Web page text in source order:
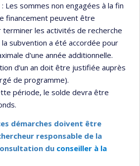
Les sommes non engagées à la fin
financement peuvent être
les activités de recherche
subvention a été accordée pour
d'une année additionnelle.
d’un an doit être justifiée auprès
de programme).
période, le solde devra être
démarches doivent être
responsable de la
du conseiller à la